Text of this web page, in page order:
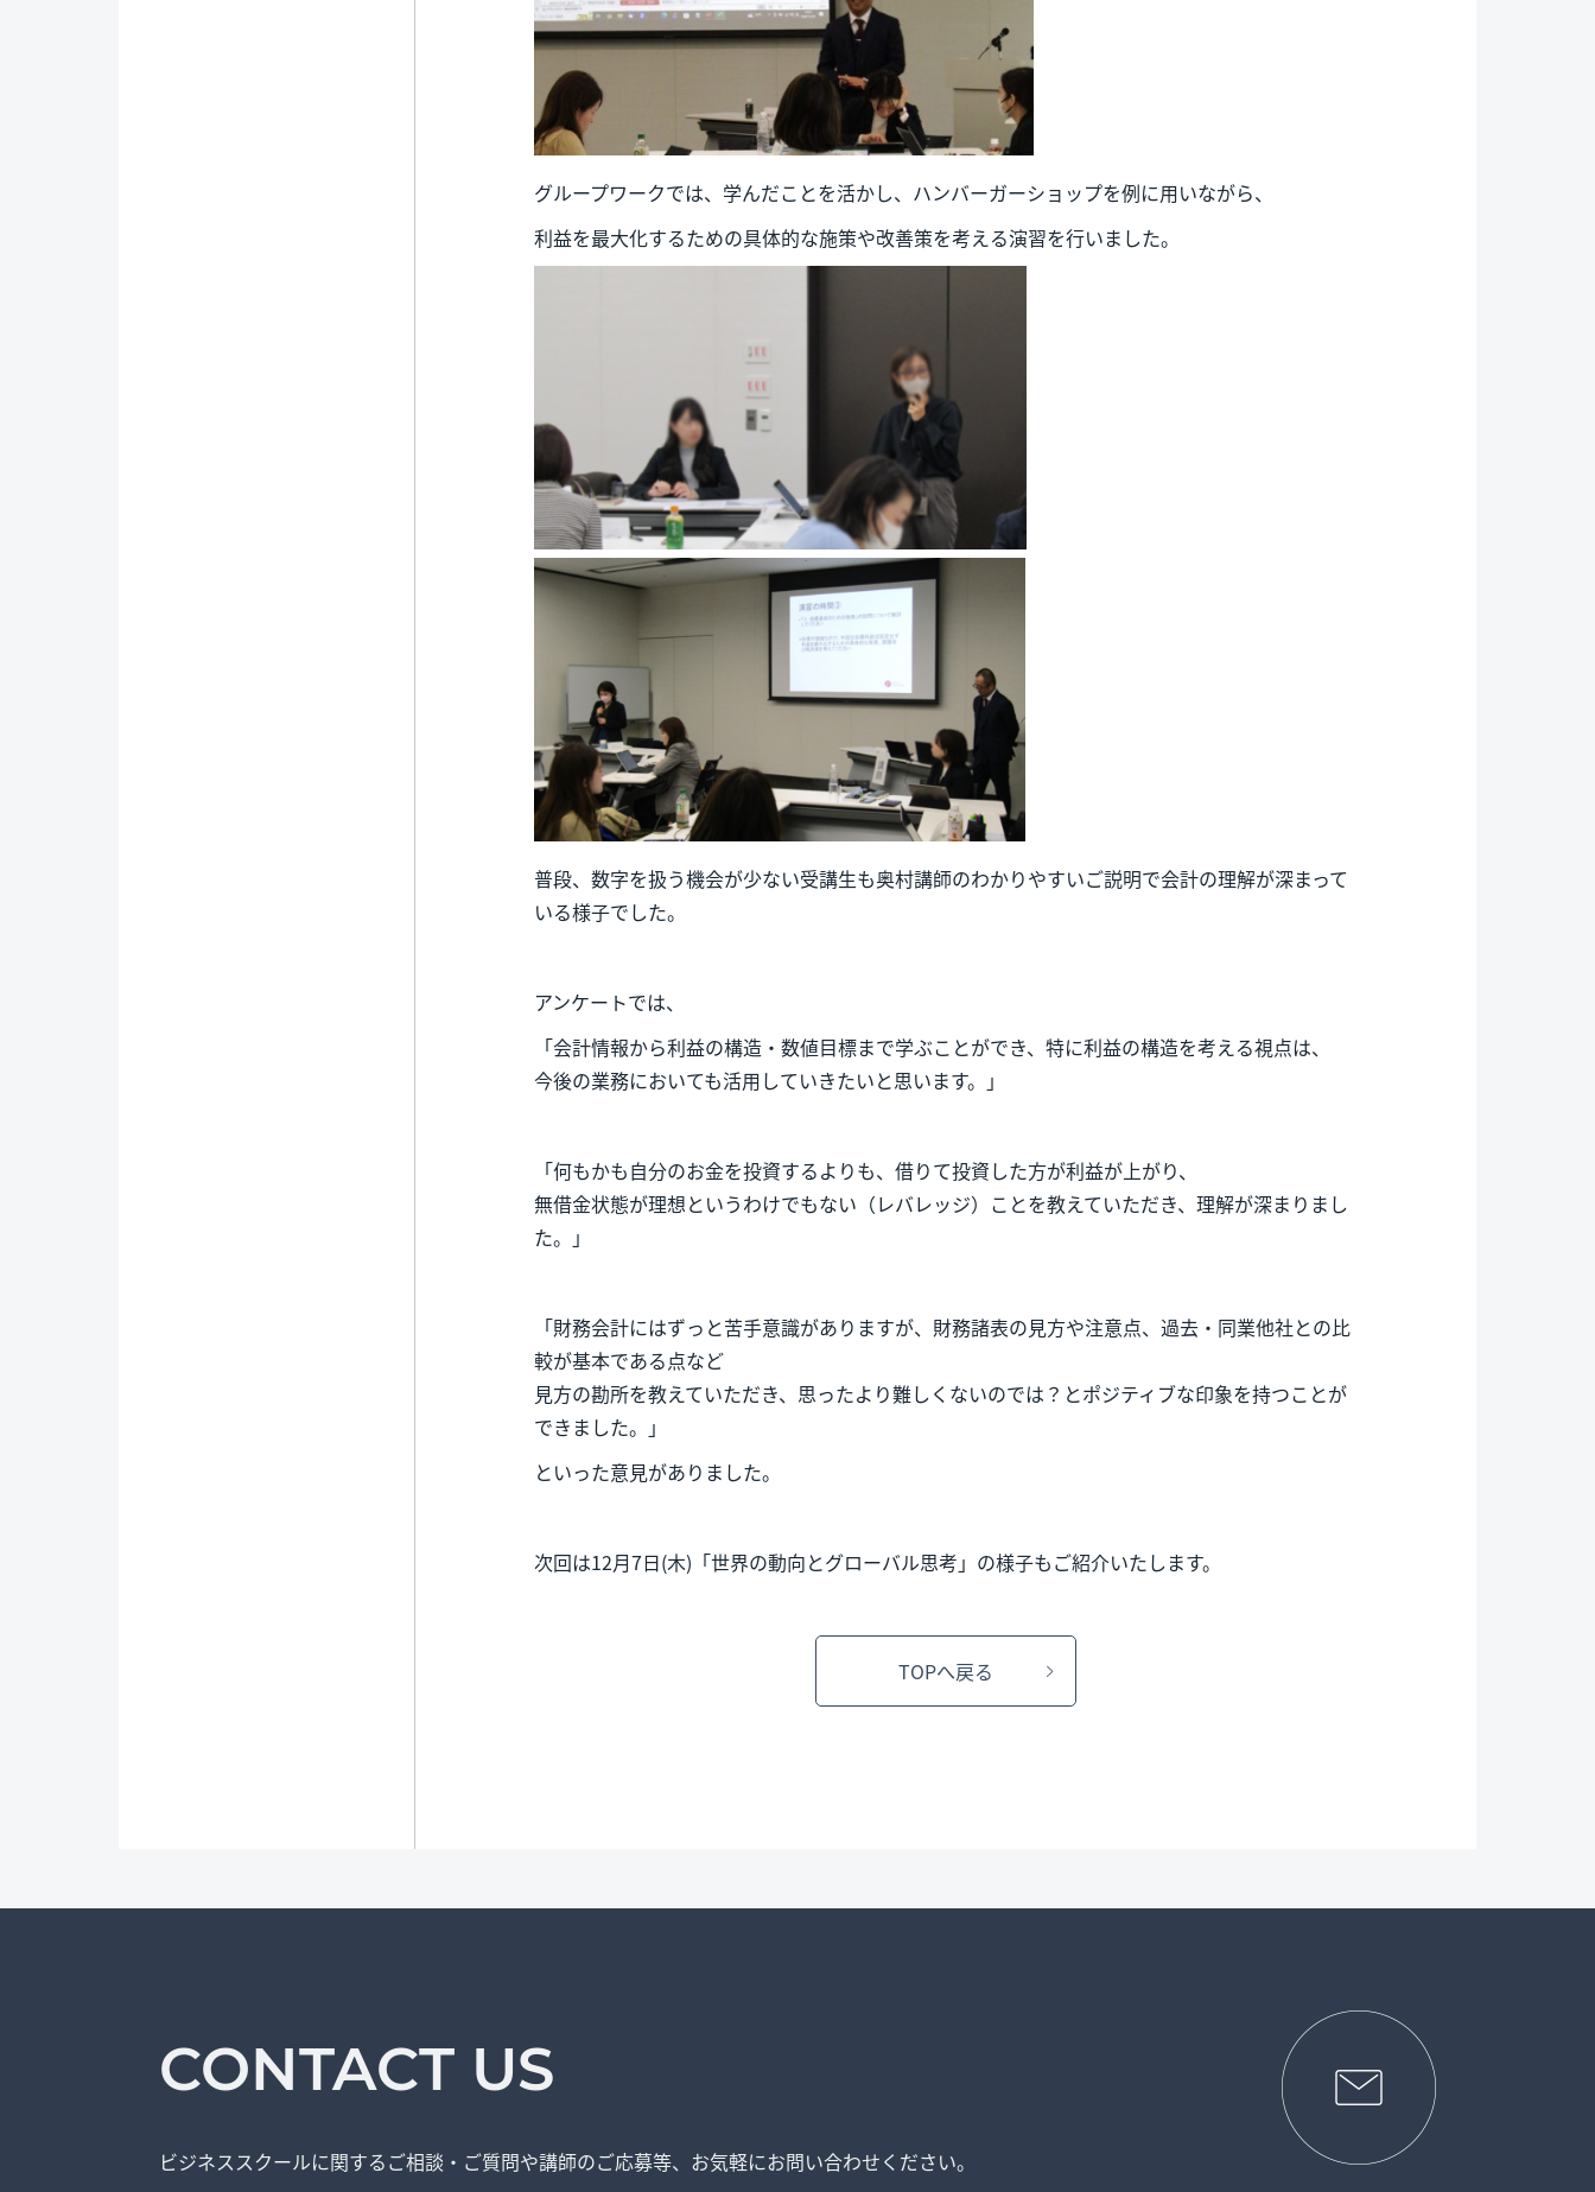
グループワークでは、学んだことを活かし、ハンバーガーショップを例に用いながら、
利益を最大化するための具体的な施策や改善策を考える演習を行いました。
普段、数字を扱う機会が少ない受講生も奥村講師のわかりやすいご説明で会計の理解が深まって
いる様子でした。
アンケートでは、
「会計情報から利益の構造・数値目標まで学ぶことができ、特に利益の構造を考える視点は、
今後の業務においても活用していきたいと思います。」
「何もかも自分のお金を投資するよりも、借りて投資した方が利益が上がり、
無借金状態が理想というわけでもない（レバレッジ）ことを教えていただき、理解が深まりまし
た。」
「財務会計にはずっと苦手意識がありますが、財務諸表の見方や注意点、過去・同業他社との比
較が基本である点など
見方の勘所を教えていただき、思ったより難しくないのでは？とポジティブな印象を持つことが
できました。」
といった意見がありました。
次回は12月7日(木)「世界の動向とグローバル思考」の様子もご紹介いたします。
TOPへ戻る
CONTACT US
ビジネススクールに関するご相談・ご質問や講師のご応募等、 お気軽にお問い合わせください。